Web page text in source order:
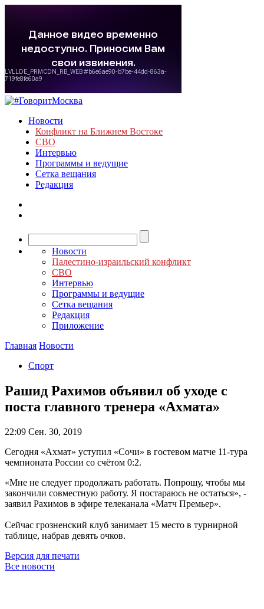
Новости
Конфликт на Ближнем Востоке
СВО
Интервью
Программы и ведущие
Сетка вещания
Редакция
Новости
Палестино-израильский конфликт
СВО
Интервью
Программы и ведущие
Сетка вещания
Редакция
Приложение
Главная Новости
Спорт
Рашид Рахимов объявил об уходе с
поста главного тренера «Ахмата»
22:09 Сен. 30, 2019
Сегодня «Ахмат» уступил «Сочи» в гостевом матче 11-тура
чемпионата России со счётом 0:2.
«Мне не следует продолжать работать. Попрошу, чтобы мы
закончили совместную работу. Я постараюсь не остаться», -
заявил Рахимов в эфире телеканала «Матч Премьер».
Сейчас грозненский клуб занимает 15 место в турнирной
таблице, набрав девять очков.
Версия для печати
Все новости